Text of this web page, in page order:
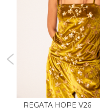
REGATA HOPE V26